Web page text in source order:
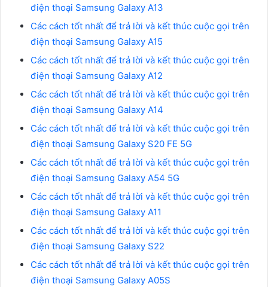
điện thoại Samsung Galaxy A13
Các cách tốt nhất để trả lời và kết thúc cuộc gọi trên
điện thoại Samsung Galaxy A15
Các cách tốt nhất để trả lời và kết thúc cuộc gọi trên
điện thoại Samsung Galaxy A12
Các cách tốt nhất để trả lời và kết thúc cuộc gọi trên
điện thoại Samsung Galaxy A14
Các cách tốt nhất để trả lời và kết thúc cuộc gọi trên
điện thoại Samsung Galaxy S20 FE 5G
Các cách tốt nhất để trả lời và kết thúc cuộc gọi trên
điện thoại Samsung Galaxy A54 5G
Các cách tốt nhất để trả lời và kết thúc cuộc gọi trên
điện thoại Samsung Galaxy A11
Các cách tốt nhất để trả lời và kết thúc cuộc gọi trên
điện thoại Samsung Galaxy S22
Các cách tốt nhất để trả lời và kết thúc cuộc gọi trên
điện thoại Samsung Galaxy A05S